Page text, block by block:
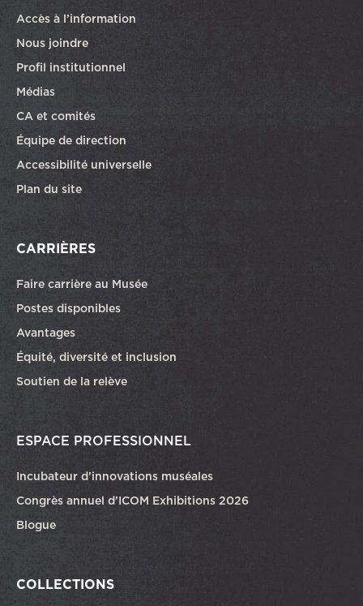
Accès à l’information
Nous joindre
Profil institutionnel
Médias
CA et comités
Équipe de direction
Accessibilité universelle
Plan du site
CARRIÈRES
Faire carrière au Musée
Postes disponiblesCe lien ouvrira dans une autre fenêtre
Avantages
Équité, diversité et inclusion
Soutien de la relève
ESPACE PROFESSIONNEL
Incubateur d’innovations muséales
Congrès annuel d’ICOM Exhibitions 2026
Blogue
COLLECTIONS